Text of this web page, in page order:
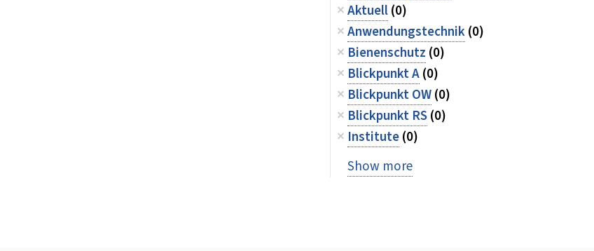
Aktuell(0)
Anwendungstechnik(0)
Bienenschutz (0)
Blickpunkt A(0)
Blickpunkt OW(0)
Blickpunkt RS(0)
Institute(0)
Show more